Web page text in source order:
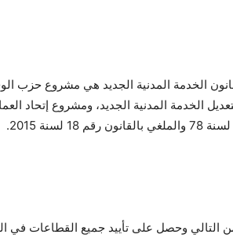
الخدمة المدنية الجديد هي مشروع حزب
الخدمة المدنية الجديد، ومشروع إتحاد
التالي وحصل على تأييد جميع القطاعات في